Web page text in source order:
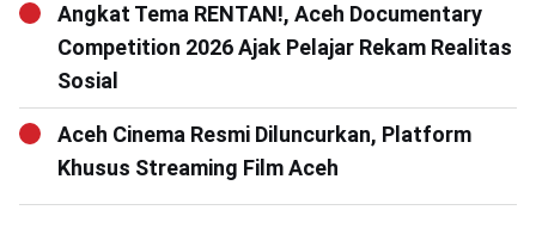
Angkat Tema RENTAN!, Aceh Documentary
Competition 2026 Ajak Pelajar Rekam Realitas
Sosial
Aceh Cinema Resmi Diluncurkan, Platform
Khusus Streaming Film Aceh